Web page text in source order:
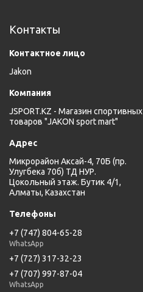
Контакты
Jakon
JSPORT.KZ - Магазин спортивных
товаров "JAKON sport mart"
Микрорайон Аксай-4, 70Б (пр.
Улугбека 70б) ТД НУР.
Цокольный этаж. Бутик 4/1,
Алматы, Казахстан
+7 (747) 804-65-28
WhatsApp
+7 (727) 317-32-23
+7 (707) 997-87-04
WhatsApp